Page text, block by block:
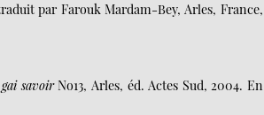
par Farouk Mardam-Bey, Arles, France,
savoirNo13, Arles, éd. Actes Sud, 2004. En